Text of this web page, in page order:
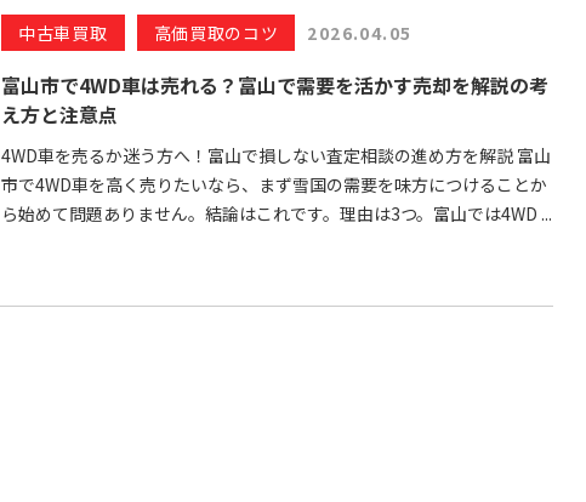
中古車買取 高価買取のコツ 2026.04.05
富山市で4WD車は売れる？富山で需要を活かす売却を解説の考
え方と注意点
4WD車を売るか迷う方へ！富山で損しない査定相談の進め方を解説 富山
市で4WD車を高く売りたいなら、まず雪国の需要を味方につけることか
ら始めて問題ありません。結論はこれです。理由は3つ。富山では4WD ...